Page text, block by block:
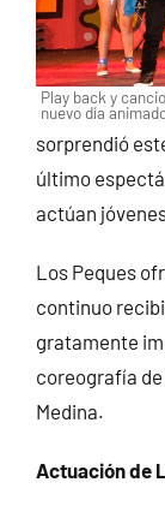
Play back y
nuevo día
sorprendió
último
actúan
Los Peques
continuo
gratamente
coreografía
Medina.
Actuación de